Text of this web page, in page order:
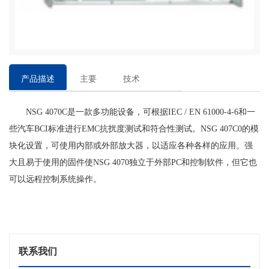
产品描述
主要
技术
NSG 4070C是一款多功能设备，可根据IEC / EN 61000-4-6和一
些汽车BCI标准进行EMC抗扰度测试和符合性测试。NSG 407C0的模
块化设置，可使用内部或外部放大器，以适应各种各样的应用。强
大且易于使用的固件使NSG 4070独立于外部PC和控制软件，但它也
可以远程控制系统操作。
联系我们